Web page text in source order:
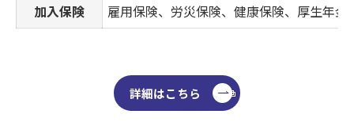
加入保険
雇用保険、労災保険、健康保険、厚生年金
詳細はこちら